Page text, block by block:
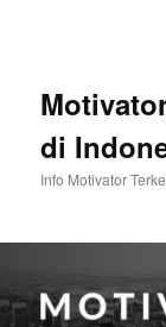
di
Info Motivator